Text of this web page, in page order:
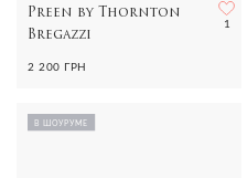
Preen by Thornton
Bregazzi
1
2 200 ГРН
В ШОУРУМЕ